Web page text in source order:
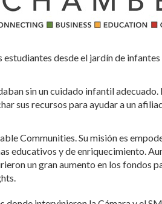
desde el jardín de infantes
sin un cuidado infantil
sus recursos para ayudar a un
Communities. Su misión es
educativos y de enriquecimiento.
un gran aumento en los fondos